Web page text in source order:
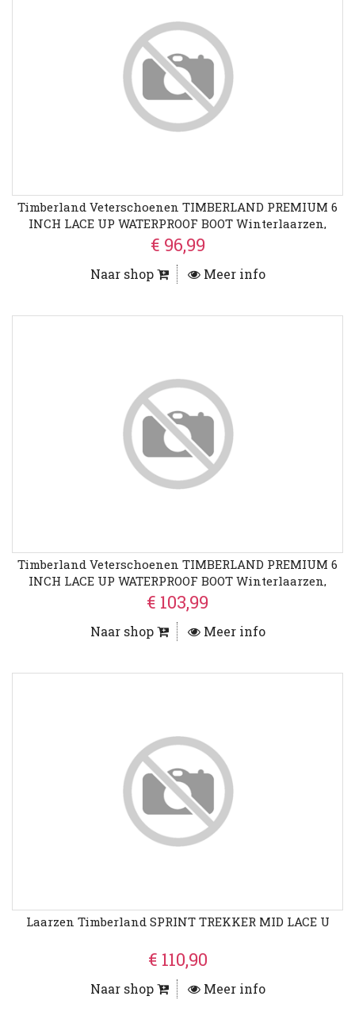
Timberland Veterschoenen TIMBERLAND PREMIUM 6
INCH LACE UP WATERPROOF BOOT Winterlaarzen,
Veterschoenen, Winterschoenen, Waterdicht
€ 96,99
Naar shop Meer info
Timberland Veterschoenen TIMBERLAND PREMIUM 6
INCH LACE UP WATERPROOF BOOT Winterlaarzen,
Veterschoenen, Winterschoenen, Waterdicht
€ 103,99
Naar shop Meer info
Laarzen Timberland SPRINT TREKKER MID LACE U
€ 110,90
Naar shop Meer info